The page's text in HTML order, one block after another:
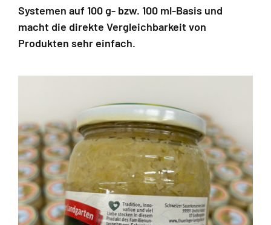
Systemen auf 100 g- bzw. 100 ml-Basis und
macht die direkte Vergleichbarkeit von
Produkten sehr einfach.